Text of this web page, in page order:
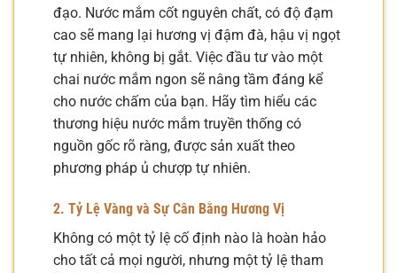
đạo. Nước mắm cốt nguyên chất, có độ đạm
cao sẽ mang lại hương vị đậm đà, hậu vị ngọt
tự nhiên, không bị gắt. Việc đầu tư vào một
chai nước mắm ngon sẽ nâng tầm đáng kể
cho nước chấm của bạn. Hãy tìm hiểu các
thương hiệu nước mắm truyền thống có
nguồn gốc rõ ràng, được sản xuất theo
phương pháp ủ chượp tự nhiên.
2. Tỷ Lệ Vàng và Sự Cân Bằng Hương Vị
Không có một tỷ lệ cố định nào là hoàn hảo
cho tất cả mọi người, nhưng một tỷ lệ tham